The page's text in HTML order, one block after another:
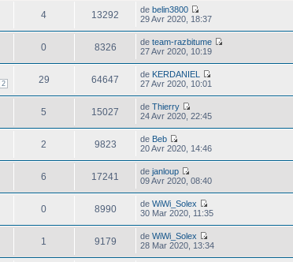
4 13292 debelin3800
29 Avr 2020, 18:37
0 8326 deteam-razbitume
27 Avr 2020, 10:19
2 29 64647 de KERDANIEL
27 Avr 2020, 10:01
5 15027 deThierry
24 Avr 2020, 22:45
2 9823 de Beb
20 Avr 2020, 14:46
6 17241 dejanloup
09 Avr 2020, 08:40
0 8990 deWiWi_Solex
30 Mar 2020, 11:35
1 9179 deWiWi_Solex
28 Mar 2020, 13:34